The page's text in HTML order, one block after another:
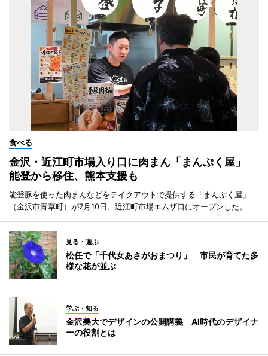
食べる
金沢・近江町市場入り口に肉まん「まんぷく屋」
能登から移住、熊本支援も
能登豚を使った肉まんなどをテイクアウトで提供する「まんぷく屋」
（金沢市青草町）が7月10日、近江町市場エムザ口にオープンした。
見る・遊ぶ
松任で「千代女あさがおまつり」 市民が育てた多
様な花が並ぶ
学ぶ・知る
金沢美大でデザインの公開講義 AI時代のデザイナ
ーの役割とは